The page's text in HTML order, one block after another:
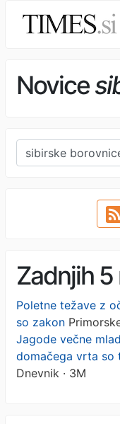
Novice
Zadnjih
Poletne težave z
so zakon
Jagode večne
domačega vrta so
Dnevnik · 3M